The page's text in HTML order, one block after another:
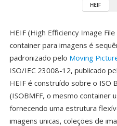
HEIF
HEIF (High Efficiency Image
container para imagens é
padronizado pelo Moving
ISO/IEC 23008-12, publicado
HEIF é construído sobre o ISO
(ISOBMFF, o mesmo container
fornecendo uma estrutura
imagens unicas, coleções de